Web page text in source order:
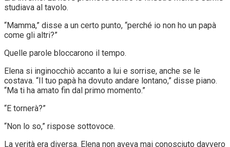
studiava al tavolo.
“Mamma,” disse a un certo punto, “perché io non ho un papà
come gli altri?”
Quelle parole bloccarono il tempo.
Elena si inginocchiò accanto a lui e sorrise, anche se le
costava. “Il tuo papà ha dovuto andare lontano,” disse piano.
“Ma ti ha amato fin dal primo momento.”
“E tornerà?”
“Non lo so,” rispose sottovoce.
La verità era diversa. Elena non aveva mai conosciuto davvero